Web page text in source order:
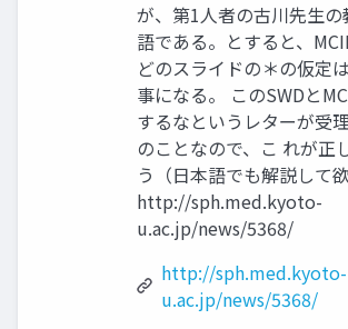
が、第1人者の古川先生
語である。とすると、
どのスライドの＊の仮定
事になる。 このSWDと
するなというレターが受
のことなので、こ れが正
う（日本語でも解説して
http://sph.med.kyoto-
u.ac.jp/news/5368/
http://sph.med.kyoto-
u.ac.jp/news/5368/